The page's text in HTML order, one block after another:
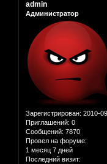
admin
Администратор
Зарегистрирован: 2010-
Приглашений: 0
Сообщений: 7870
Провел на форуме:
1 месяц 7 дней
Последний визит: